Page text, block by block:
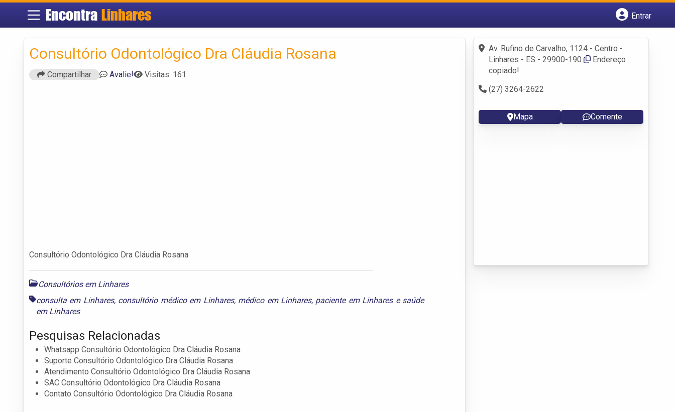
Encontra Linhares
Entrar
Fazer login
Criar conta
Consultório Odontológico Dra Cláudia Rosana
Compartilhar Avalie! Visitas: 161
Consultório Odontológico Dra Cláudia Rosana
Consultórios em Linhares
consulta em Linhares, consultório médico em Linhares, médico em Linhares, paciente em Linharese saúde
em Linhares
Pesquisas Relacionadas
Whatsapp Consultório Odontológico Dra Cláudia Rosana
Suporte Consultório Odontológico Dra Cláudia Rosana
Atendimento Consultório Odontológico Dra Cláudia Rosana
SAC Consultório Odontológico Dra Cláudia Rosana
Contato Consultório Odontológico Dra Cláudia Rosana
Av. Rufino de Carvalho, 1124 - Centro -
Linhares - ES - 29900-190
Endereço
copiado!
(27) 3264-2622
Mapa Comente